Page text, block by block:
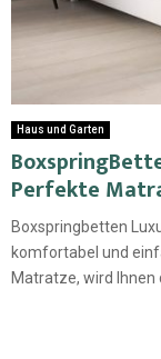
Haus und Garten
Perfekte
Boxspringbetten
komfortabel und
Matratze, wird Ihnen